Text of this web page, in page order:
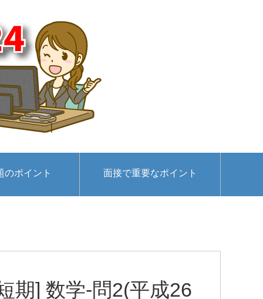
のポイント 面接で重要なポイント
期] 数学-問2(平成26